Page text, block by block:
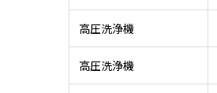
高圧洗浄機
高圧洗浄機